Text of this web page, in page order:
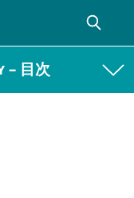
– 目次